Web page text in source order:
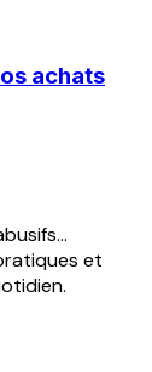
achats
et